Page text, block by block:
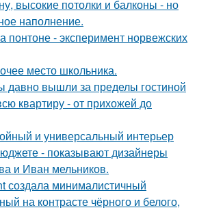
высокие потолки и балконы - но
наполнение.
понтоне - эксперимент норвежских
место школьника.
давно вышли за пределы гостиной
квартиру - от прихожей до
и универсальный интерьер
- показывают дизайнеры
и Иван мельников.
создала минималистичный
на контрасте чёрного и белого,